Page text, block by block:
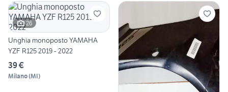
26
Unghia monoposto YAMAHA
YZF R125 2019 - 2022
39 €
Milano(MI)